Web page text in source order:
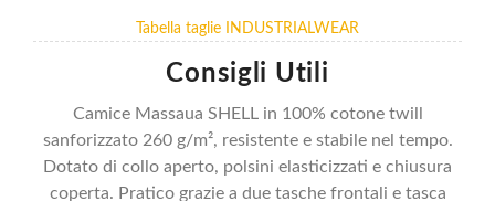
Tabella taglie INDUSTRIALWEAR
Consigli Utili
Camice Massaua SHELL in 100% cotone twill
sanforizzato 260 g/m², resistente e stabile nel tempo.
Dotato di collo aperto, polsini elasticizzati e chiusura
coperta. Pratico grazie a due tasche frontali e tasca